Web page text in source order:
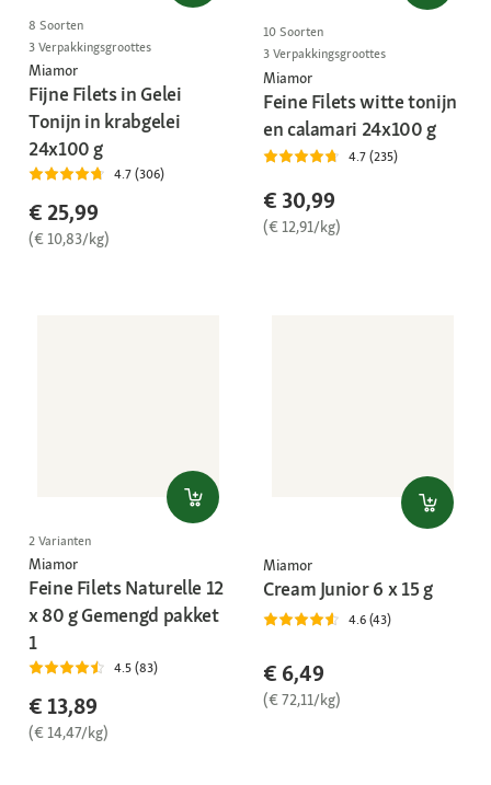
8 Soorten
3 Verpakkingsgroottes
Miamor
Fijne Filets in Gelei
Tonijn in krabgelei
24x100 g
4.7 (306)
€ 25,99
(€ 10,83/kg)
10 Soorten
3 Verpakkingsgroottes
Miamor
Feine Filets witte tonijn
en calamari 24x100 g
4.7 (235)
€ 30,99
(€ 12,91/kg)
2 Varianten
Miamor
Feine Filets Naturelle 12
x 80 g Gemengd pakket
1
4.5 (83)
€ 13,89
(€ 14,47/kg)
Miamor
Cream Junior 6 x 15 g
4.6 (43)
€ 6,49
(€ 72,11/kg)